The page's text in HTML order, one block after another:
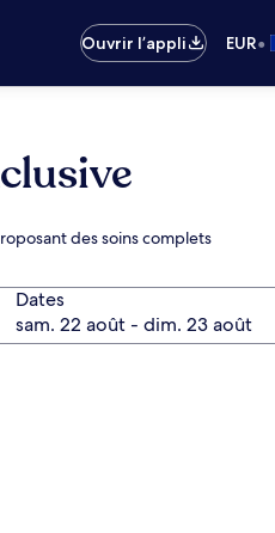
Ouvrir l’appli EUR•
des soins complets
Dates